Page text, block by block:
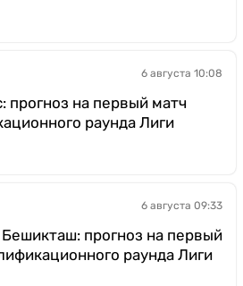
6 августа 10:08
прогноз на первый матч
раунда Лиги
6 августа 09:33
прогноз на первый
раунда Лиги